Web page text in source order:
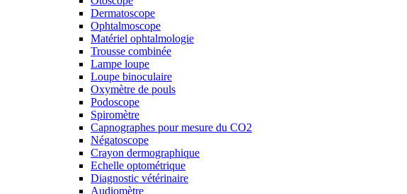
Dermatoscope
Ophtalmoscope
Matériel ophtalmologie
Trousse combinée
Lampe loupe
Loupe binoculaire
Oxymètre de pouls
Podoscope
Spiromètre
Capnographes pour mesure du CO2
Négatoscope
Crayon dermographique
Echelle optométrique
Diagnostic vétérinaire
Audiomètre